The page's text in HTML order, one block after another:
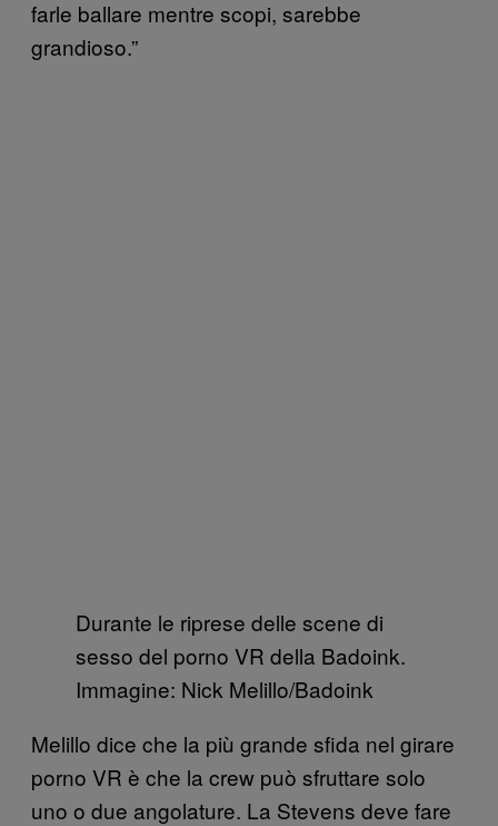
farle ballare mentre scopi, sarebbe
grandioso.”
Durante le riprese delle scene di
sesso del porno VR della Badoink.
Immagine: Nick Melillo/Badoink
Melillo dice che la più grande sfida nel girare
porno VR è che la crew può sfruttare solo
uno o due angolature. La Stevens deve fare